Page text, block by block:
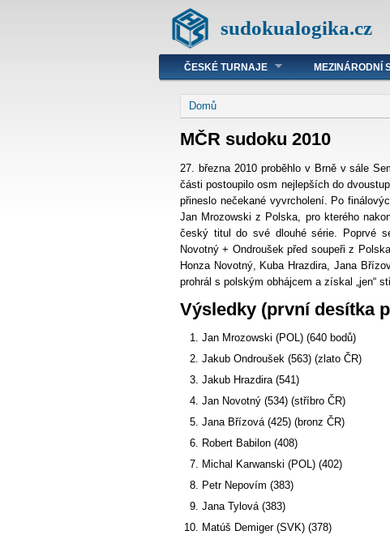
sudokualogika.cz
ČESKÉ TURNAJE MEZINÁRODNÍ
Domů
MČR sudoku 2010
27. března 2010 proběhlo v Brně v sále
části postoupilo osm nejlepších do
přineslo nečekané vyvrcholení. Po
Jan Mrozowski z Polska, pro kterého
český titul do své dlouhé série. Poprvé
Novotný + Ondroušek před soupeři z
Honza Novotný, Kuba Hrazdira, Jana
prohrál s polským obhájcem a získal „jen“
Výsledky (první desítka
Jan Mrozowski (POL) (640 bodů)
Jakub Ondroušek (563) (zlato ČR)
Jakub Hrazdira (541)
Jan Novotný (534) (stříbro ČR)
Jana Břízová (425) (bronz ČR)
Robert Babilon (408)
Michal Karwanski (POL) (402)
Petr Nepovím (383)
Jana Tylová (383)
Matúš Demiger (SVK) (378)